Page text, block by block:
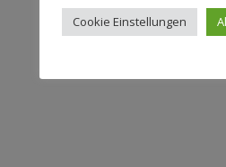
Cookie Einstellungen